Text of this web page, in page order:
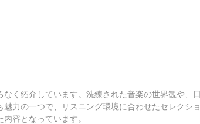
く紹介しています。洗練された音楽の世界観や、日
力の一つで、リスニング環境に合わせたセレクショ
容となっています。